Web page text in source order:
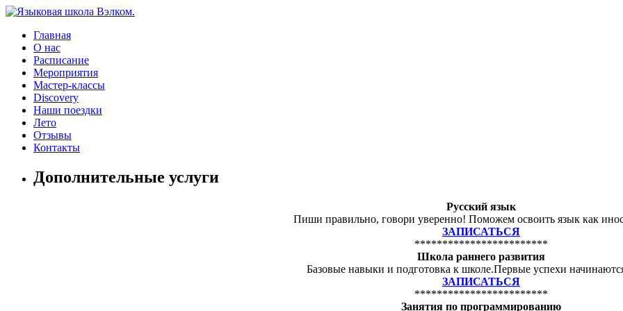
Главная
О нас
Расписание
Мероприятия
Мастер-классы
Discovery
Наши поездки
Лето
Отзывы
Контакты
Дополнительные услуги
Русский язык
Пиши правильно, говори уверенно! Поможем освоить язык как
ЗАПИСАТЬСЯ
************************
Школа раннего развития
Базовые навыки и подготовка к школе.Первые успехи
ЗАПИСАТЬСЯ
************************
Занятия по программированию